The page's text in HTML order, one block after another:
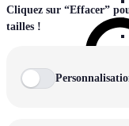
Cliquez sur “Effacer”
tailles !